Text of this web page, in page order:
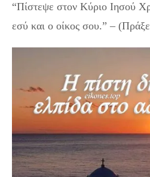
“Πίστεψε στον Κύριο Ιησού
εσύ και ο οίκος σου.” –